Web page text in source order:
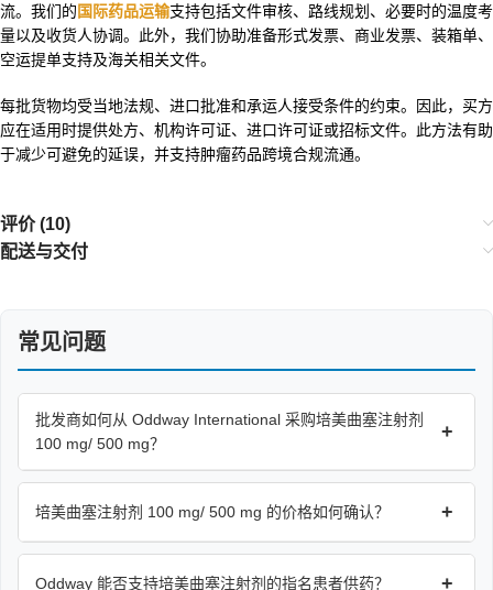
流。我们的国际药品运输支持包括文件审核、路线规划、必要时的温度考
量以及收货人协调。此外，我们协助准备形式发票、商业发票、装箱单、
空运提单支持及海关相关文件。
每批货物均受当地法规、进口批准和承运人接受条件的约束。因此，买方
应在适用时提供处方、机构许可证、进口许可证或招标文件。此方法有助
于减少可避免的延误，并支持肿瘤药品跨境合规流通。
评价 (10)
配送与交付
常见问题
批发商如何从 Oddway International 采购培美曲塞注射剂
100 mg/ 500 mg？
+
培美曲塞注射剂 100 mg/ 500 mg 的价格如何确认？ +
Oddway 能否支持培美曲塞注射剂的指名患者供药？ +